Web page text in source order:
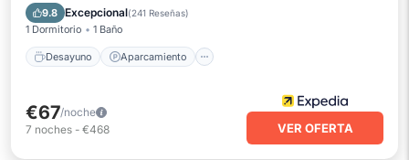
9.8 Excepcional(241 Reseñas)
1 Dormitorio 1 Baño
Desayuno Aparcamiento
Aire acondicionado
€67/noche
7 noches - €468 VER OFERTA